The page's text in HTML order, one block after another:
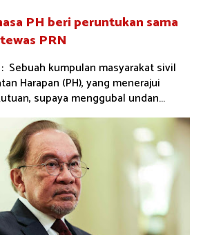
PH beri peruntukan sama
PRN
: Sebuah kumpulan masyarakat sivil
Harapan (PH), yang menerajui
supaya menggubal undan...